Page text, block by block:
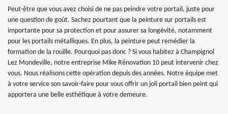
Peut-être que vous avez choisi de ne pas peindre votre portail, juste pour
une question de goût. Sachez pourtant que la peinture sur portails est
importante pour sa protection et pour assurer sa longévité, notamment
pour les portails métalliques. En plus, la peinture peut remédier la
formation de la rouille. Pourquoi pas donc ? Si vous habitez à Champignol
Lez Mondeville, notre entreprise Mike Rénovation 10 peut intervenir chez
vous. Nous réalisons cette opération depuis des années. Notre équipe met
à votre service son savoir-faire pour vous offrir un joli portail bien peint qui
apportera une belle esthétique à votre demeure.